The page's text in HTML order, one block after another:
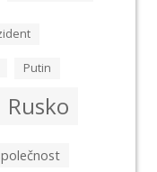
Putin
Rusko